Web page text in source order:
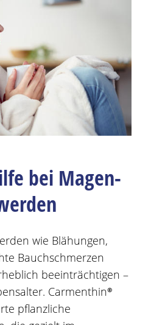
bei Magen-
wie Blähungen,
Bauchschmerzen
beeinträchtigen –
Carmenthin®
pflanzliche